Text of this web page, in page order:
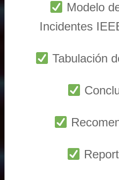
Modelo
Incidentes
Tabulación